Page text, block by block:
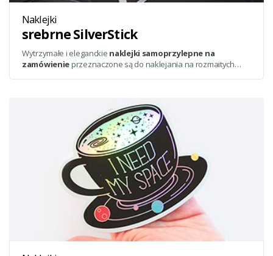
Naklejki
srebrne SilverStick
Wytrzymałe i eleganckie naklejki samoprzylepne na
zamówienieprzeznaczone są do naklejania na rozmaitych